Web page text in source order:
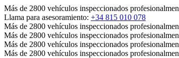
Más de 2800 vehículos inspeccionados
Llama para asesoramiento: +34 815 010 078
Más de 2800 vehículos inspeccionados
Más de 2800 vehículos inspeccionados
Más de 2800 vehículos inspeccionados
Más de 2800 vehículos inspeccionados